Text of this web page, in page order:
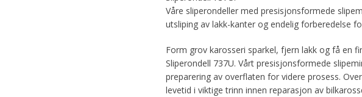
Våre sliperondeller med presisjonsformede
utsliping av lakk-kanter og endelig forberedelse
Form grov karosseri sparkel, fjern lakk og få en
Sliperondell 737U. Vårt presisjonsformede
preparering av overflaten for videre prosess.
levetid i viktige trinn innen reparasjon av